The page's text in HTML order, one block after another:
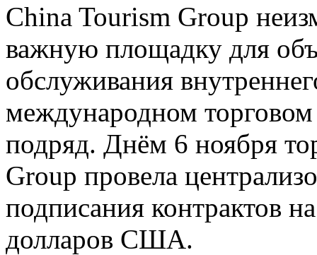
China Tourism Group
важную площадку для
обслуживания
международном
подряд. Днём 6 ноября
Group провела
подписания контрактов
долларов США.